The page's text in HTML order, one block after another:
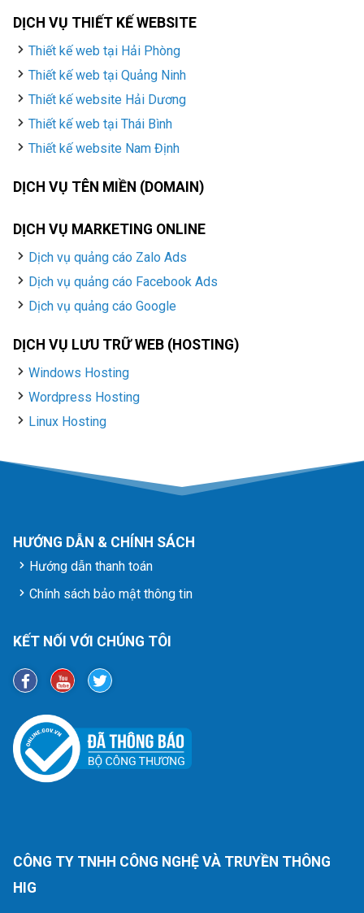
DỊCH VỤ THIẾT KẾ WEBSITE
Thiết kế web tại Hải Phòng
Thiết kế web tại Quảng Ninh
Thiết kế website Hải Dương
Thiết kế web tại Thái Bình
Thiết kế website Nam Định
DỊCH VỤ TÊN MIỀN (DOMAIN)
DỊCH VỤ MARKETING ONLINE
Dịch vụ quảng cáo Zalo Ads
Dịch vụ quảng cáo Facebook Ads
Dịch vụ quảng cáo Google
DỊCH VỤ LƯU TRỮ WEB (HOSTING)
Windows Hosting
Wordpress Hosting
Linux Hosting
HƯỚNG DẪN & CHÍNH SÁCH
Hướng dẫn thanh toán
Chính sách bảo mật thông tin
KẾT NỐI VỚI CHÚNG TÔI
CÔNG TY TNHH CÔNG NGHỆ VÀ TRUYỀN THÔNG
HIG